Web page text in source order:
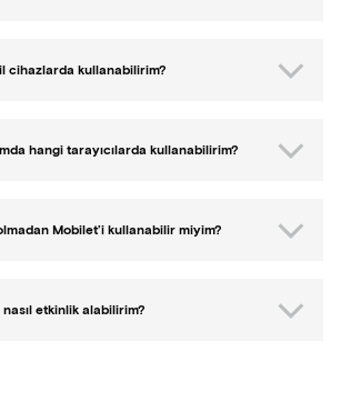
cihazlarda kullanabilirim?
hangi tarayıcılarda kullanabilirim?
Mobilet’i kullanabilir miyim?
etkinlik alabilirim?